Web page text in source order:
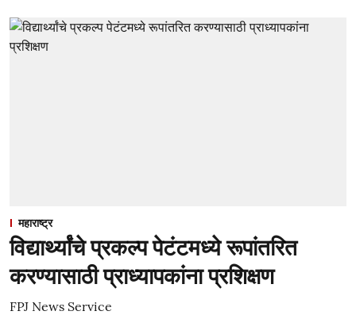
महाराष्ट्र
विद्यार्थ्यांचे प्रकल्प पेटंटमध्ये रूपांतरित
करण्यासाठी प्राध्यापकांना प्रशिक्षण
FPJ News Service